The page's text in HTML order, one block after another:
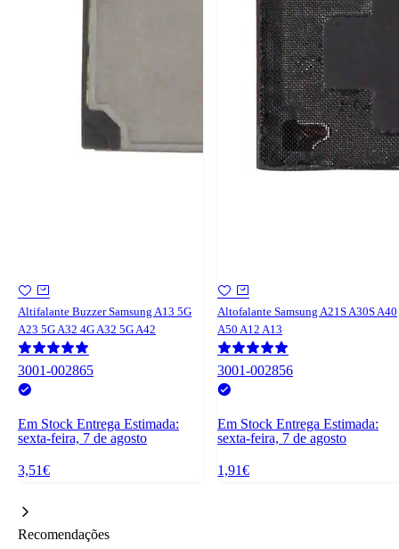
Altifalante Buzzer Samsung A13 5G
A23 5G A32 4G A32 5G A42
3001-002865
Em Stock Entrega Estimada:
sexta-feira, 7 de agosto
3,51€
Altofalante Samsung A21S A30S A40
A50 A12 A13
3001-002856
Em Stock Entrega Estimada:
sexta-feira, 7 de agosto
1,91€
Recomendações